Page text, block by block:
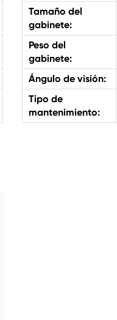
Tamaño del
gabinete:
Peso del
gabinete:
Ángulo de visión:
Tipo de
mantenimiento: